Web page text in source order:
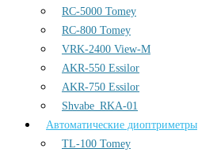
RC-5000 Tomey
RC-800 Tomey
VRK-2400 View-M
AKR-550 Essilor
AKR-750 Essilor
Shvabe_RKA-01
Автоматические диоптриметры
TL-100 Tomey